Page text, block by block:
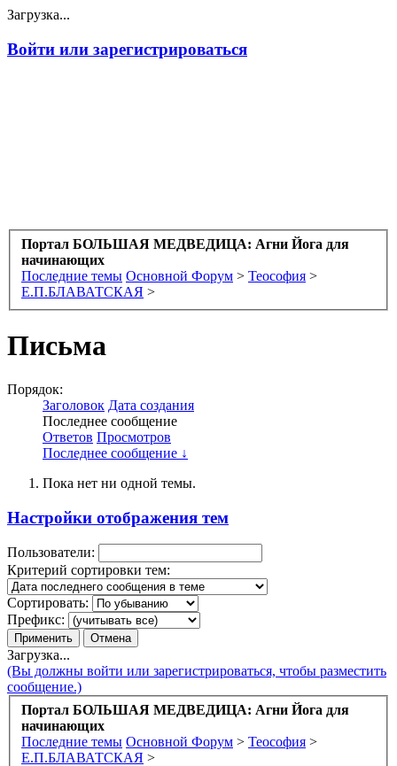
Загрузка...
Войти или зарегистрироваться
Портал БОЛЬШАЯ МЕДВЕДИЦА: Агни Йога для
начинающих
Последние темы Основной Форум > Теософия >
Е.П.БЛАВАТСКАЯ >
Письма
Порядок:
Заголовок Дата создания
Последнее сообщение
Ответов Просмотров
Последнее сообщение ↓
Пока нет ни одной темы.
Настройки отображения тем
Пользователи:
Критерий сортировки тем:
Сортировать:
Префикс:
Загрузка...
(Вы должны войти или зарегистрироваться, чтобы разместить
сообщение.)
Портал БОЛЬШАЯ МЕДВЕДИЦА: Агни Йога для
начинающих
Последние темы Основной Форум > Теософия >
Е.П.БЛАВАТСКАЯ >